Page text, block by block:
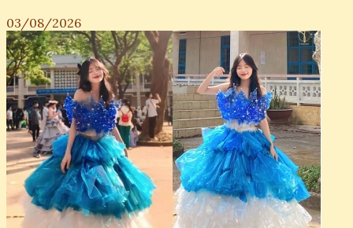
03/08/2026